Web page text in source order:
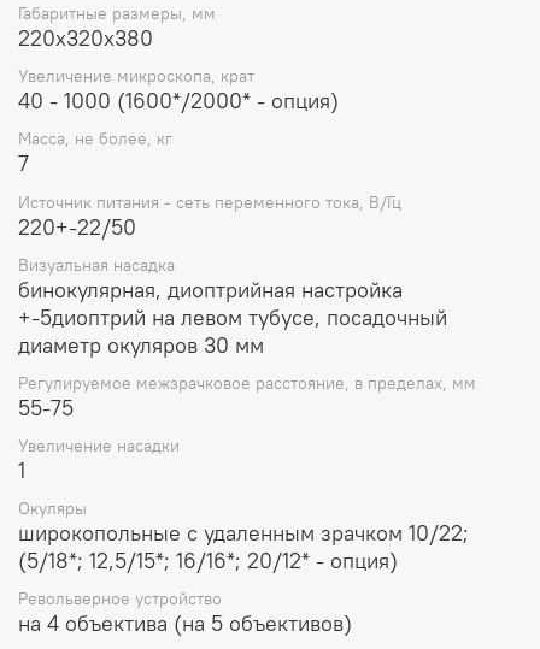
Габаритные размеры, мм
220x320x380
Увеличение микроскопа, крат
40 - 1000 (1600*/2000* - опция)
Масса, не более, кг
7
Источник питания - сеть переменного тока, В/Гц
220+-22/50
Визуальная насадка
бинокулярная, диоптрийная настройка
+-5диоптрий на левом тубусе, посадочный
диаметр окуляров 30 мм
Регулируемое межзрачковое расстояние, в пределах, мм
55-75
Увеличение насадки
1
Окуляры
широкопольные с удаленным зрачком 10/22;
(5/18*; 12,5/15*; 16/16*; 20/12* - опция)
Револьверное устройство
на 4 объектива (на 5 объективов)